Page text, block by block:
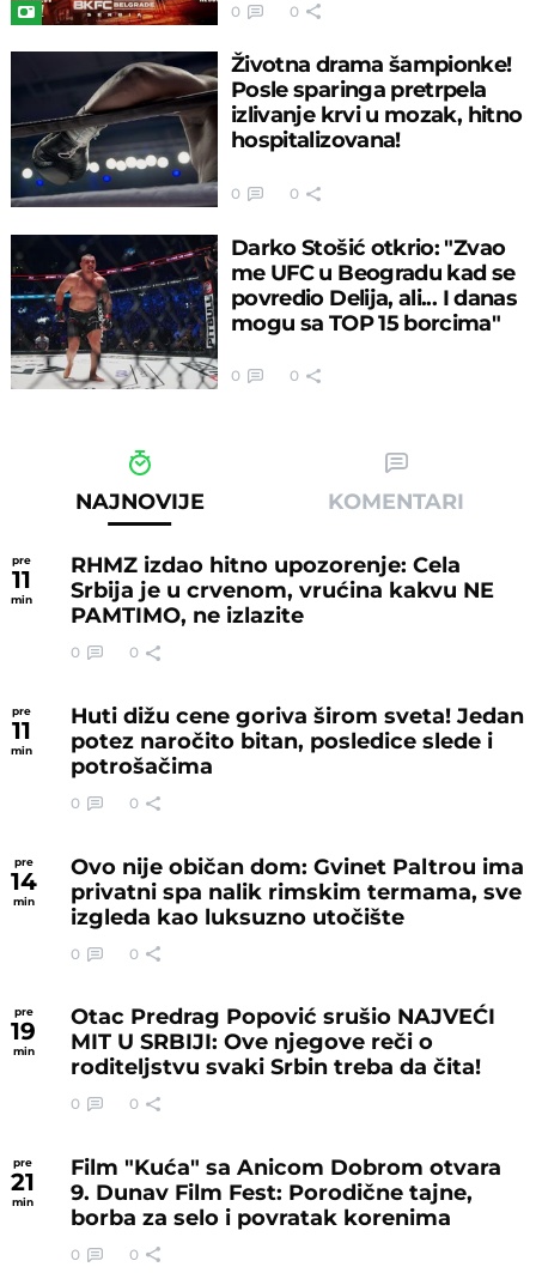
0 0
Životna drama šampionke!
Posle sparinga pretrpela
izlivanje krvi u mozak, hitno
hospitalizovana!
0 0
Darko Stošić otkrio: "Zvao
me UFC u Beogradu kad se
povredio Delija, ali... I danas
mogu sa TOP 15 borcima"
0 0
NAJNOVIJE KOMENTARI
pre
11
min
RHMZ izdao hitno upozorenje: Cela
Srbija je u crvenom, vrućina kakvu NE
PAMTIMO, ne izlazite
0 0
pre
11
min
Huti dižu cene goriva širom sveta! Jedan
potez naročito bitan, posledice slede i
potrošačima
0 0
pre
14
min
Ovo nije običan dom: Gvinet Paltrou ima
privatni spa nalik rimskim termama, sve
izgleda kao luksuzno utočište
0 0
pre
19
min
Otac Predrag Popović srušio NAJVEĆI
MIT U SRBIJI: Ove njegove reči o
roditeljstvu svaki Srbin treba da čita!
0 0
pre
21
min
Film "Kuća" sa Anicom Dobrom otvara
9. Dunav Film Fest: Porodične tajne,
borba za selo i povratak korenima
0 0